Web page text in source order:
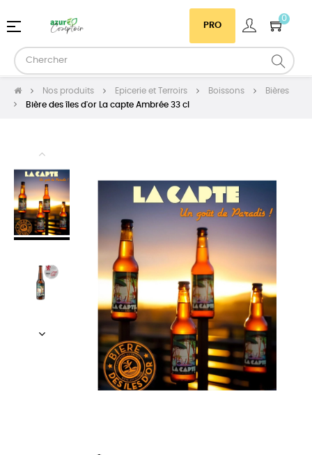
PRO
0
Basculer
navigation
☰
Nos produits Epicerie et Terroirs Boissons
Bières
Bière des îles d'or La capte Ambrée 33 cl